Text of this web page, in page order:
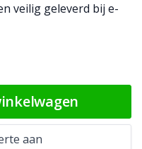
veilig geleverd bij e-
aan